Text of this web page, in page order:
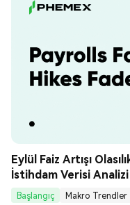
Eylül Faiz Artışı
İstihdam Verisi Analizi
Başlangıç
Makro Trendler